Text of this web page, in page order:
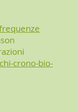
crono-bio-